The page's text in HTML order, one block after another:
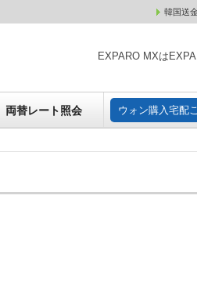
韓国送
EXPARO MXは
両替レート照会 ウォン購入宅配
ウォン購